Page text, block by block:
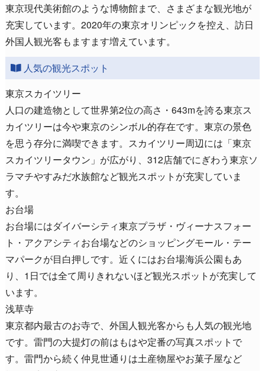
東京現代美術館のような博物館まで、さまざまな観光地が
充実しています。2020年の東京オリンピックを控え、訪日
外国人観光客もますます増えています。
人気の観光スポット
東京スカイツリー
人口の建造物として世界第2位の高さ・643mを誇る東京ス
カイツリーは今や東京のシンボル的存在です。東京の景色
を思う存分に満喫できます。スカイツリー周辺には「東京
スカイツリータウン」が広がり、312店舗でにぎわう東京ソ
ラマチやすみだ水族館など観光スポットが充実していま
す。
お台場
お台場にはダイバーシティ東京プラザ・ヴィーナスフォー
ト・アクアシティお台場などのショッピングモール・テー
マパークが目白押しです。近くにはお台場海浜公園もあ
り、1日では全て周りきれないほど観光スポットが充実して
います。
浅草寺
東京都内最古のお寺で、外国人観光客からも人気の観光地
です。雷門の大提灯の前はもはや定番の写真スポットで
す。雷門から続く仲見世通りは土産物屋やお菓子屋など